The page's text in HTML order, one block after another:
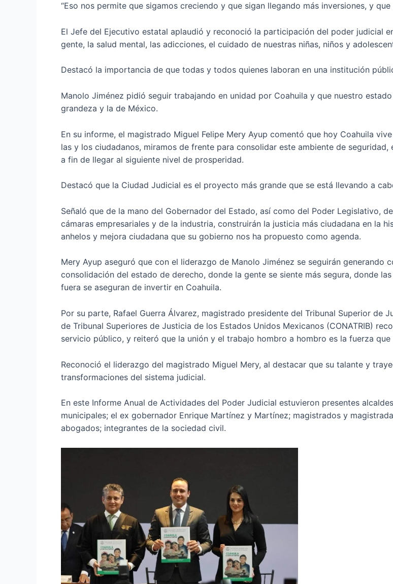
“Eso nos permite que sigamos creciendo y que sigan llegando más inversiones, y
El Jefe del Ejecutivo estatal aplaudió y reconoció la participación del poder judicial
gente, la salud mental, las adicciones, el cuidado de nuestras niñas, niños y
Destacó la importancia de que todas y todos quienes laboran en una institución
Manolo Jiménez pidió seguir trabajando en unidad por Coahuila y que nuestro
grandeza y la de México.
En su informe, el magistrado Miguel Felipe Mery Ayup comentó que hoy Coahuila
las y los ciudadanos, miramos de frente para consolidar este ambiente de
a fin de llegar al siguiente nivel de prosperidad.
Destacó que la Ciudad Judicial es el proyecto más grande que se está llevando a
Señaló que de la mano del Gobernador del Estado, así como del Poder Legislativo,
cámaras empresariales y de la industria, construirán la justicia más ciudadana en la
anhelos y mejora ciudadana que su gobierno nos ha propuesto como agenda.
Mery Ayup aseguró que con el liderazgo de Manolo Jiménez se seguirán generando
consolidación del estado de derecho, donde la gente se siente más segura, donde
fuera se aseguran de invertir en Coahuila.
Por su parte, Rafael Guerra Álvarez, magistrado presidente del Tribunal Superior de
de Tribunal Superiores de Justicia de los Estados Unidos Mexicanos (CONATRIB)
servicio público, y reiteró que la unión y el trabajo hombro a hombro es la fuerza que
Reconoció el liderazgo del magistrado Miguel Mery, al destacar que su talante y
transformaciones del sistema judicial.
En este Informe Anual de Actividades del Poder Judicial estuvieron presentes
municipales; el ex gobernador Enrique Martínez y Martínez; magistrados y
abogados; integrantes de la sociedad civil.